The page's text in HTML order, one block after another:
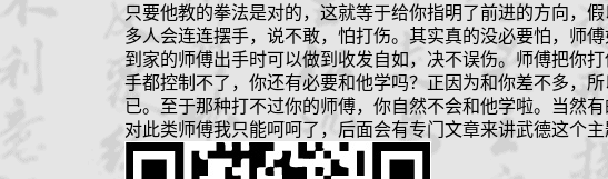
只要他教的拳法是对的，这就等于给你指明了前进的方向，
多人会连连摆手，说不敢，怕打伤。其实真的没必要怕，师
到家的师傅出手时可以做到收发自如，决不误伤。师傅把你
手都控制不了，你还有必要和他学吗？正因为和你差不多，
已。至于那种打不过你的师傅，你自然不会和他学啦。当然
对此类师傅我只能呵呵了，后面会有专门文章来讲武德这个主